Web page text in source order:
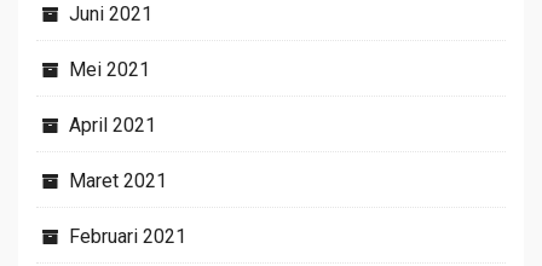
Juni 2021
Mei 2021
April 2021
Maret 2021
Februari 2021